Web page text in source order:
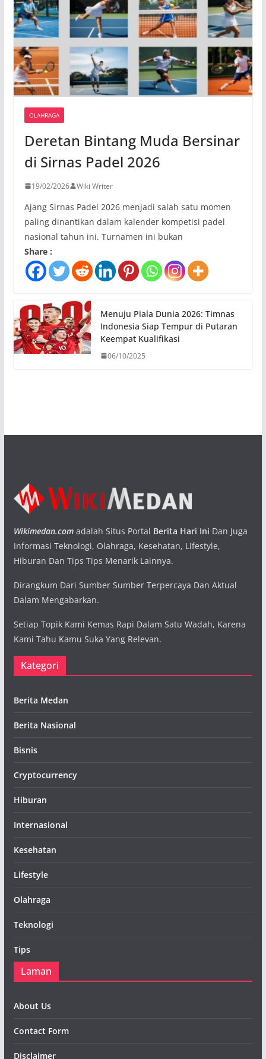
OLAHRAGA
Deretan Bintang Muda Bersinar
di Sirnas Padel 2026
19/02/2026 Wiki Writer
Ajang Sirnas Padel 2026 menjadi salah satu momen
paling dinantikan dalam kalender kompetisi padel
nasional tahun ini. Turnamen ini bukan
Share :
Menuju Piala Dunia 2026: Timnas
Indonesia Siap Tempur di Putaran
Keempat Kualifikasi
06/10/2025
Wikimedan.comadalah Situs Portal Berita Hari Ini Dan Juga
Informasi Teknologi, Olahraga, Kesehatan, Lifestyle,
Hiburan Dan Tips Tips Menarik Lainnya.
Dirangkum Dari Sumber Sumber Terpercaya Dan Aktual
Dalam Mengabarkan.
Setiap Topik Kami Kemas Rapi Dalam Satu Wadah, Karena
Kami Tahu Kamu Suka Yang Relevan.
Kategori
Berita Medan
Berita Nasional
Bisnis
Cryptocurrency
Hiburan
Internasional
Kesehatan
Lifestyle
Olahraga
Teknologi
Tips
Laman
About Us
Contact Form
Disclaimer